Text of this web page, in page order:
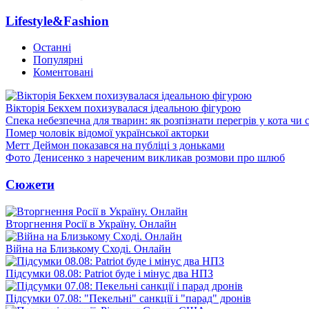
Lifestyle&Fashion
Останні
Популярні
Коментовані
Вікторія Бекхем похизувалася ідеальною фігурою
Спека небезпечна для тварин: як розпізнати перегрів у кота чи
Помер чоловік відомої української акторки
Метт Деймон показався на публіці з доньками
Фото Денисенко з нареченим викликав розмови про шлюб
Сюжети
Вторгнення Росії в Україну. Онлайн
Війна на Близькому Сході. Онлайн
Підсумки 08.08: Patriot буде і мінус два НПЗ
Підсумки 07.08: "Пекельні" санкції і "парад" дронів